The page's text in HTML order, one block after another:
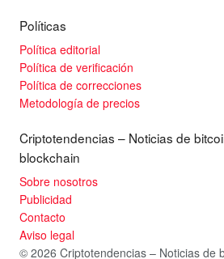
Políticas
Política editorial
Política de verificación
Política de correcciones
Metodología de precios
Criptotendencias – Noticias de
blockchain
Sobre nosotros
Publicidad
Contacto
Aviso legal
© 2026 Criptotendencias – Noticias de